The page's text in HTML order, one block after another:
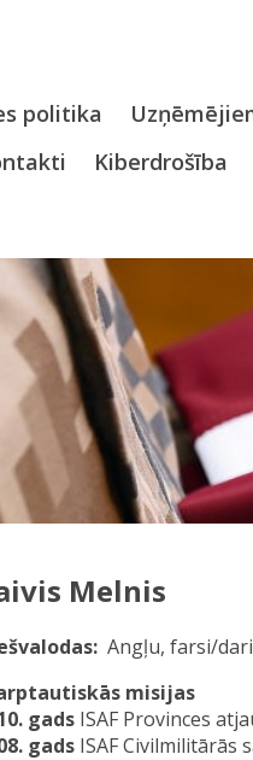
politika
Kiberdrošība
Melnis
Angļu, farsi/
misijas
gads ISAF Provinces
gadsISAF Civilmilitārās